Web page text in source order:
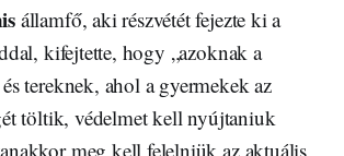
államfő, aki részvétét fejezte ki a
kifejtette, hogy „azoknak a
tereknek, ahol a gyermekek az
töltik, védelmet kell nyújtaniuk
meg kell felelniük az aktuális